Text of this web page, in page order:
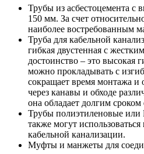
Трубы из асбестоцемента с
150 мм. За счет
наиболее востребованным
Труба для кабельной
гибкая двустенная с
достоинство – это высокая
можно прокладывать с
сокращает время монтажа и
через канавы и обходе
она обладает долгим
Трубы полиэтиленовые или
также могут
кабельной канализации.
Муфты и манжеты для